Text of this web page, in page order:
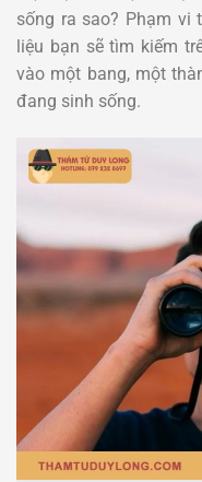
sống ra sao? Phạm vi
liệu bạn sẽ tìm kiếm
vào một bang, một
đang sinh sống.